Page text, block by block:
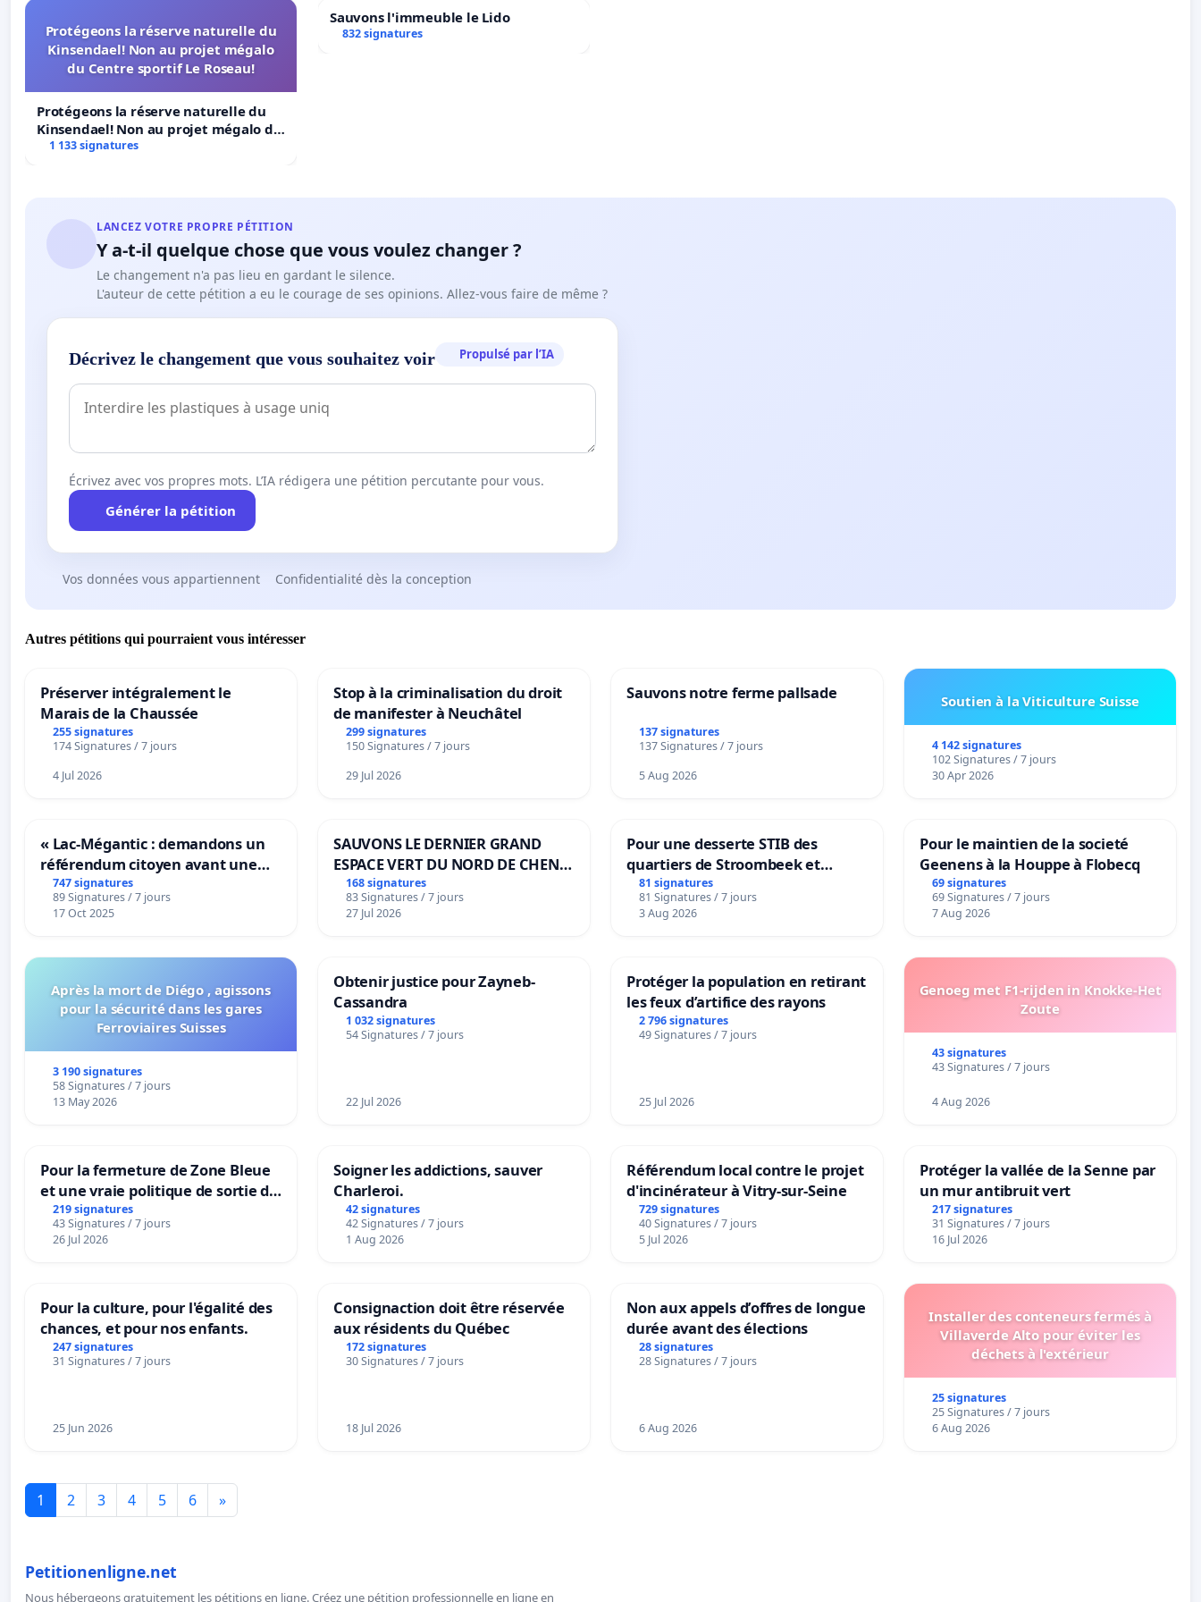
Protégeons la réserve naturelle du
Kinsendael! Non au projet mégalo
du Centre sportif Le Roseau!
Protégeons la réserve naturelle du
Kinsendael! Non au projet mégalo du
Centre sportif Le Roseau!
1 133 signatures
Sauvons l'immeuble le Lido
832 signatures
LANCEZ VOTRE PROPRE PÉTITION
Y a-t-il quelque chose que vous voulez changer ?
Le changement n'a pas lieu en gardant le silence.
L'auteur de cette pétition a eu le courage de ses opinions. Allez-vous faire de même ?
Décrivez le changement que vous souhaitez voir Propulsé par l’IA
Écrivez avec vos propres mots. L’IA rédigera une pétition percutante pour vous.
Générer la pétition
Vos données vous appartiennent Confidentialité dès la conception
Autres pétitions qui pourraient vous intéresser
Préserver intégralement le
Marais de la Chaussée
255 signatures
174 Signatures / 7 jours
4 Jul 2026
Stop à la criminalisation du droit
de manifester à Neuchâtel
299 signatures
150 Signatures / 7 jours
29 Jul 2026
Sauvons notre ferme pallsade
137 signatures
137 Signatures / 7 jours
5 Aug 2026
Soutien à la Viticulture Suisse
4 142 signatures
102 Signatures / 7 jours
30 Apr 2026
« Lac-Mégantic : demandons un
référendum citoyen avant une
transformation irréversible de
notre territoire »
747 signatures
89 Signatures / 7 jours
17 Oct 2025
SAUVONS LE DERNIER GRAND
ESPACE VERT DU NORD DE CHENE-
BOUGERIES
168 signatures
83 Signatures / 7 jours
27 Jul 2026
Pour une desserte STIB des
quartiers de Stroombeek et
Beauval - Voor een MIVB-
bediening van de wijken
Strombeek en Het Voor
81 signatures
81 Signatures / 7 jours
3 Aug 2026
Pour le maintien de la societé
Geenens à la Houppe à Flobecq
69 signatures
69 Signatures / 7 jours
7 Aug 2026
Après la mort de Diégo , agissons
pour la sécurité dans les gares
Ferroviaires Suisses
3 190 signatures
58 Signatures / 7 jours
13 May 2026
Obtenir justice pour Zayneb-
Cassandra
1 032 signatures
54 Signatures / 7 jours
22 Jul 2026
Protéger la population en retirant
les feux d’artifice des rayons
2 796 signatures
49 Signatures / 7 jours
25 Jul 2026
Genoeg met F1-rijden in Knokke-Het
Zoute
43 signatures
43 Signatures / 7 jours
4 Aug 2026
Pour la fermeture de Zone Bleue
et une vraie politique de sortie de
la dépendance
219 signatures
43 Signatures / 7 jours
26 Jul 2026
Soigner les addictions, sauver
Charleroi.
42 signatures
42 Signatures / 7 jours
1 Aug 2026
Référendum local contre le projet
d'incinérateur à Vitry-sur-Seine
729 signatures
40 Signatures / 7 jours
5 Jul 2026
Protéger la vallée de la Senne par
un mur antibruit vert
217 signatures
31 Signatures / 7 jours
16 Jul 2026
Pour la culture, pour l'égalité des
chances, et pour nos enfants.
247 signatures
31 Signatures / 7 jours
25 Jun 2026
Consignaction doit être réservée
aux résidents du Québec
172 signatures
30 Signatures / 7 jours
18 Jul 2026
Non aux appels d’offres de longue
durée avant des élections
28 signatures
28 Signatures / 7 jours
6 Aug 2026
Installer des conteneurs fermés à
Villaverde Alto pour éviter les
déchets à l'extérieur
25 signatures
25 Signatures / 7 jours
6 Aug 2026
1 2 3 4 5 6 »
Petitionenligne.net
Nous hébergeons gratuitement les pétitions en ligne. Créez une pétition professionnelle en ligne en